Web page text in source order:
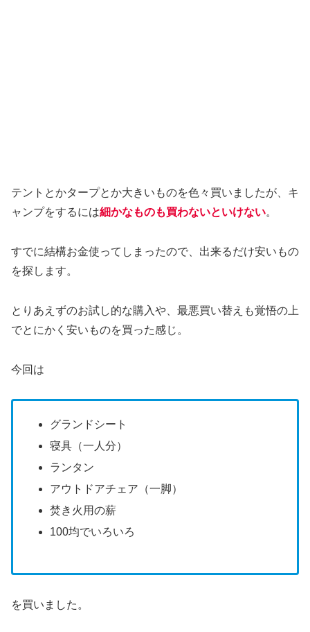
テントとかタープとか大きいものを色々買いましたが、キ
ャンプをするには細かなものも買わないといけない。
すでに結構お金使ってしまったので、出来るだけ安いもの
を探します。
とりあえずのお試し的な購入や、最悪買い替えも覚悟の上
でとにかく安いものを買った感じ。
今回は
グランドシート
寝具（一人分）
ランタン
アウトドアチェア（一脚）
焚き火用の薪
100均でいろいろ
を買いました。